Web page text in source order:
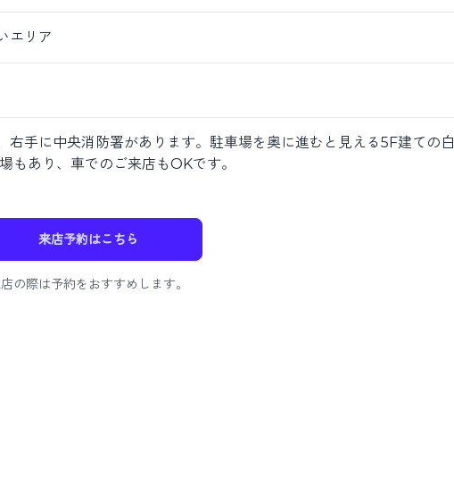
エリア
右手に中央消防署があります。駐車場を奥に進むと見える5F建ての白
もあり、車でのご来店もOKです。
来店予約はこちら
の際は予約をおすすめします。